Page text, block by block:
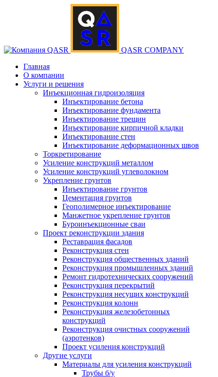
QASR COMPANY
Главная
О компании
Услуги и решения
Инъекционная гидроизоляция
Инъектирование бетона
Инъектирование фундамента
Инъектирование трещин
Инъектирование кирпичной кладки
Инъектирование стен
Инъектирование деформационных швов
Торкретирование
Усиление конструкций металлом
Усиление конструкций углеволокном
Укрепление грунтов
Инъектирование грунтов
Цементация грунтов
Геополимерное инъектирование
Манжетное укрепление грунтов
Буроинъекционные сваи
Проект реконструкции здания
Реставрация фасадов
Реконструкция стен
Реконструкция общественных зданий
Реконструкция промышленных зданий
Ремонт гидротехнических сооружений
Реконструкция перекрытий
Реконструкция несущих конструкций
Реконструкция колонн
Реконструкция железобетонных
конструкций
Реконструкция очистных сооружений
(аэротенков)
Проект усиления конструкций
Другие услуги
Материалы для усиления конструкций
Трубы б/у